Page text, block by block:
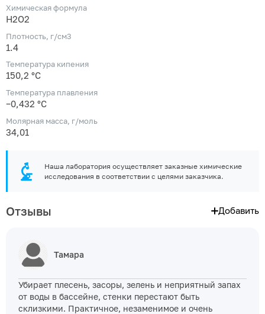
Химическая формула
H2O2
Плотность, г/см3
1.4
Температура кипения
150,2 °C
Температура плавления
−0,432 °C
Молярная масса, г/моль
34,01
Наша лаборатория осуществляет заказные химические
исследования в соответствии с целями заказчика.
Отзывы Добавить
Тамара
Убирает плесень, засоры, зелень и неприятный запах
от воды в бассейне, стенки перестают быть
склизкими. Практичное, незаменимое и очень